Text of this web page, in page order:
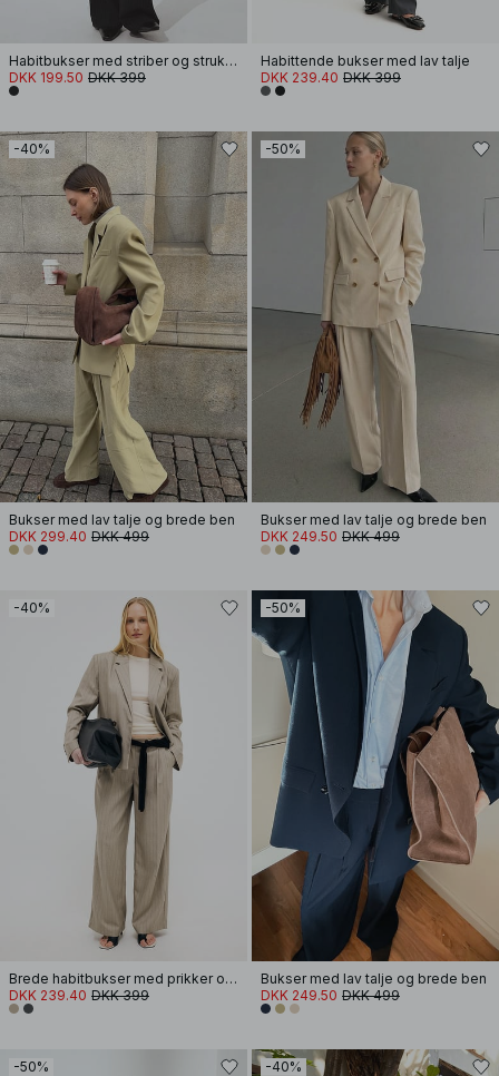
Habitbukser med striber og struktur samt lav talje
DKK 199.50 DKK 399
Habittende bukser med lav talje
DKK 239.40 DKK 399
-40%
Bukser med lav talje og brede ben
DKK 299.40 DKK 499
-50%
Bukser med lav talje og brede ben
DKK 249.50 DKK 499
-40%
Brede habitbukser med prikker og lav talje
DKK 239.40 DKK 399
-50%
Bukser med lav talje og brede ben
DKK 249.50 DKK 499
-50% -40%